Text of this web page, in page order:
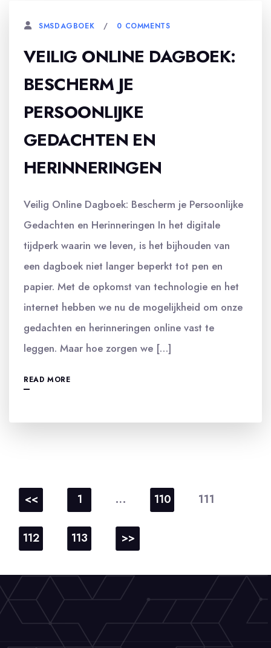
SMSDAGBOEK 0 COMMENTS
VEILIG ONLINE DAGBOEK:
BESCHERM JE
PERSOONLIJKE
GEDACHTEN EN
HERINNERINGEN
Veilig Online Dagboek: Bescherm je Persoonlijke
Gedachten en Herinneringen In het digitale
tijdperk waarin we leven, is het bijhouden van
een dagboek niet langer beperkt tot pen en
papier. Met de opkomst van technologie en het
internet hebben we nu de mogelijkheid om onze
gedachten en herinneringen online vast te
leggen. Maar hoe zorgen we […]
READ MORE
<< 1 … 110 111
112 113 >>